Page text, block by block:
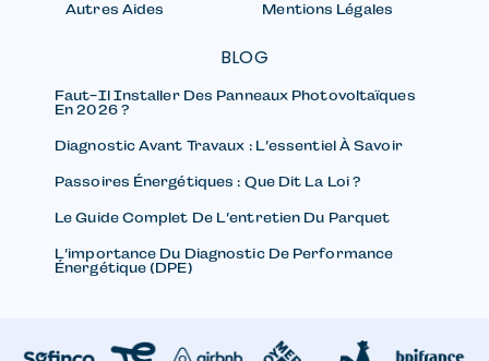
Autres Aides Mentions Légales
BLOG
Faut-Il Installer Des Panneaux Photovoltaïques
En 2026 ?
Diagnostic Avant Travaux : L’essentiel À Savoir
Passoires Énergétiques : Que Dit La Loi ?
Le Guide Complet De L’entretien Du Parquet
L’importance Du Diagnostic De Performance
Énergétique (DPE)